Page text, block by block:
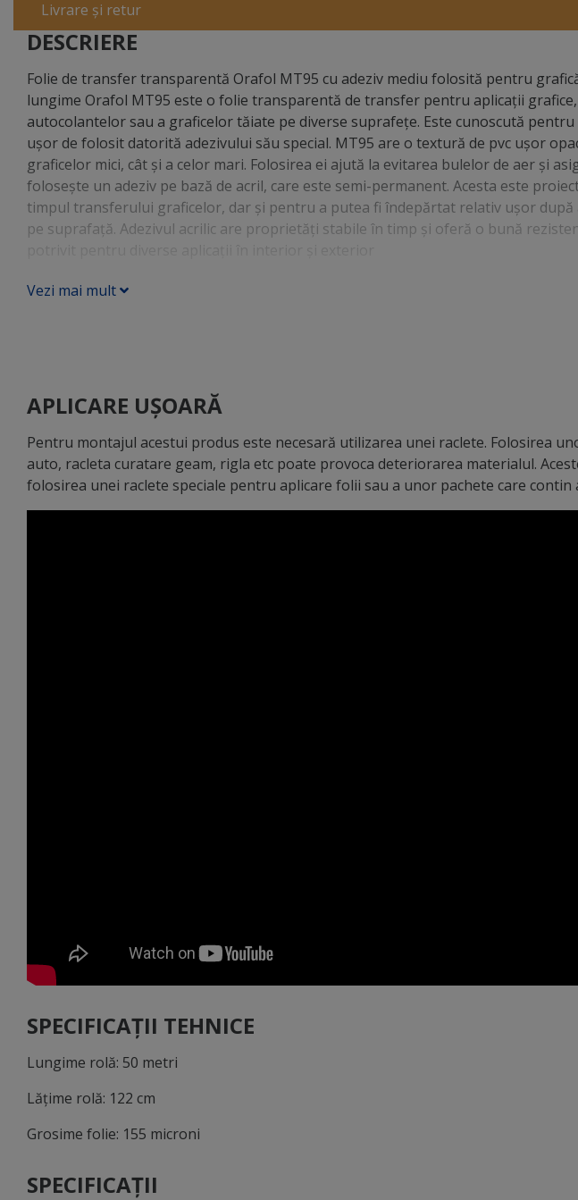
Livrare și retur
DESCRIERE
Folie de transfer transparentă Orafol MT95 cu adeziv mediu folosită pentru
lungime Orafol MT95 este o folie transparentă de transfer pentru aplicații
autocolantelor sau a graficelor tăiate pe diverse suprafețe. Este cunoscută
ușor de folosit datorită adezivului său special. MT95 are o textură de pvc ușor
graficelor mici, cât și a celor mari. Folosirea ei ajută la evitarea bulelor de aer și
folosește un adeziv pe bază de acril, care este semi-permanent. Acesta este
timpul transferului graficelor, dar și pentru a putea fi îndepărtat relativ ușor după
pe suprafață. Adezivul acrilic are proprietăți stabile în timp și oferă o bună
Vezi mai mult
APLICARE UȘOARĂ
Pentru montajul acestui produs este necesară utilizarea unei raclete. Folosirea
auto, racleta curatare geam, rigla etc poate provoca deteriorarea materialul.
folosirea unei raclete speciale pentru aplicare folii sau a unor pachete care contin
SPECIFICAȚII TEHNICE
Lungime rolă: 50 metri
Lățime rolă: 122 cm
Grosime folie: 155 microni
SPECIFICAȚII